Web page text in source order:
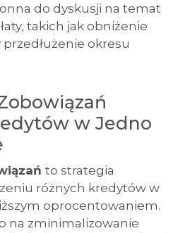
do dyskusji na temat
takich jak obniżenie
okresu
w Jedno
to strategia
różnych kredytów w
oprocentowaniem.
na zminimalizowanie